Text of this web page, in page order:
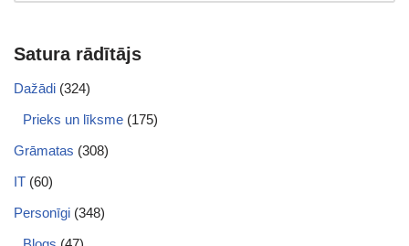
Satura rādītājs
Dažādi (324)
Prieks un līksme (175)
Grāmatas (308)
IT (60)
Personīgi (348)